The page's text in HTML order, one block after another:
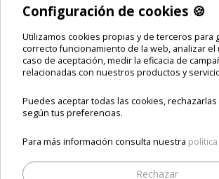
Ofertas
Lo más vendido
Blog
Sobre nosotros
Contacto
Términos y condiciones
CATEGORÍAS
Configuración de cookies 🍪
Utilizamos cookies propias y de terceros para
correcto funcionamiento de la web, analizar el
caso de aceptación, medir la eficacia de
relacionadas con nuestros productos y
Puedes aceptar todas las cookies,
según tus preferencias.
Para más información consulta nuestra
Rechazar